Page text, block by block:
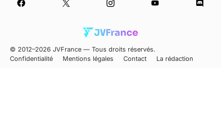
© 2012–2026 JVFrance — Tous droits réservés.
Confidentialité
Mentions légales Contact La rédaction